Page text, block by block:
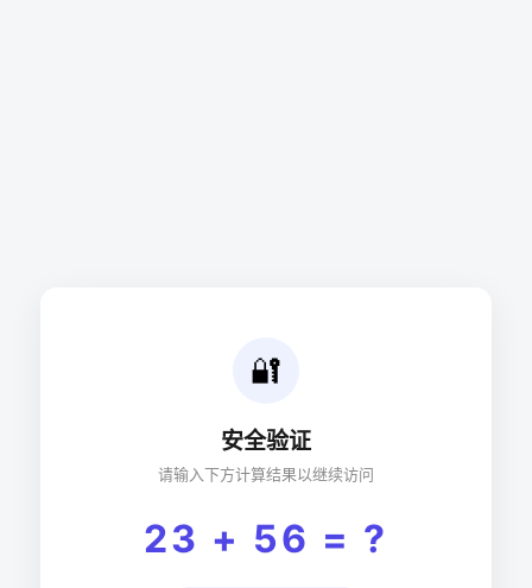
🔐
安全验证
请输入下方计算结果以继续访问
23 + 56 = ?